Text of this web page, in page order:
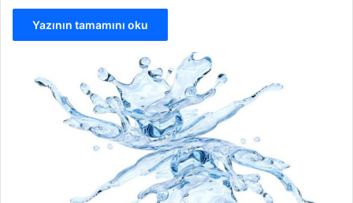
Yazının tamamını oku